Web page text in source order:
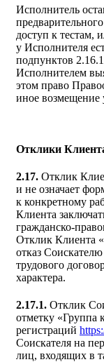
Исполнитель
доступ к тестам,
у Исполнителя
подпунктов
Исполнителем
этом право
иное возмещение
Отклики
2.17. Отклик
и не означает
к конкретному
Клиента
гражданско-
Отклик Клиента
отказ
трудового
характера.
2.17.1. Отклик
отметку «Группа
регистраций
Соискателя на
лиц, входящих в